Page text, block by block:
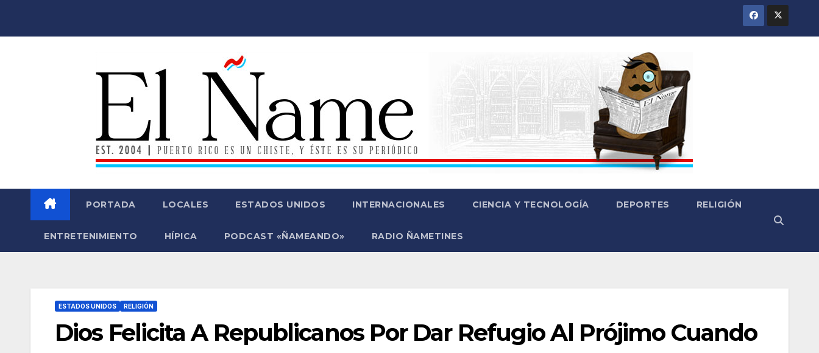
PORTADA LOCALES ESTADOS UNIDOS INTERNACIONALES CIENCIA Y TECNOLOGÍA DEPORTES RELIGIÓN
ENTRETENIMIENTO HÍPICA PODCAST «ÑAMEANDO» RADIO ÑAMETINES
ESTADOS UNIDOS RELIGIÓN
Dios Felicita A Republicanos Por Dar Refugio Al Prójimo Cuando